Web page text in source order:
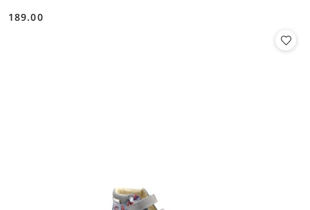
Cena:
189.00